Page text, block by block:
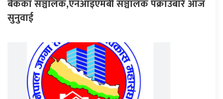
बैंकका सञ्चालक,एनआइएमबी सञ्चालक पक्राउबारे आज
सुनुवाई